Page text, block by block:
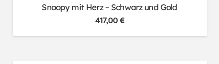
Snoopy mit Herz – Schwarz und Gold
417,00€